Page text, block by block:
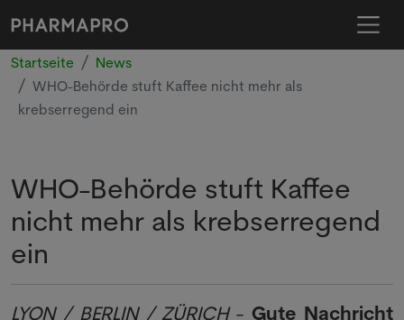
Startseite
News
WHO-Behörde stuft Kaffee nicht mehr als
krebserregend ein
WHO-Behörde stuft Kaffee
nicht mehr als krebserregend
ein
LYON / BERLIN / ZÜRICH- Gute Nachricht